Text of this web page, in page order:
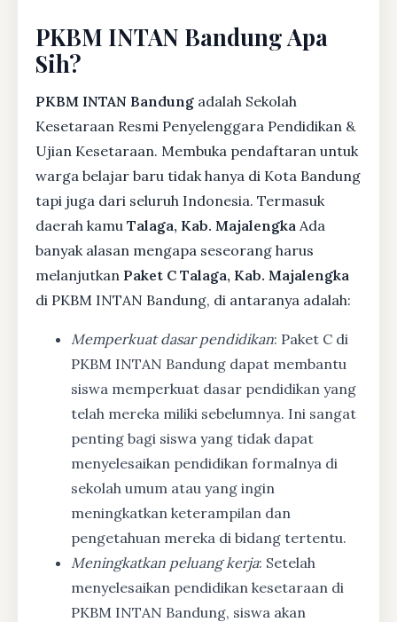
PKBM INTAN Bandung Apa
Sih?
PKBM INTAN Bandung adalah Sekolah
Kesetaraan Resmi Penyelenggara Pendidikan &
Ujian Kesetaraan. Membuka pendaftaran untuk
warga belajar baru tidak hanya di Kota Bandung
tapi juga dari seluruh Indonesia. Termasuk
daerah kamu Talaga, Kab. Majalengka Ada
banyak alasan mengapa seseorang harus
melanjutkan Paket C Talaga, Kab. Majalengka
di PKBM INTAN Bandung, di antaranya adalah:
Memperkuat dasar pendidikan: Paket C di
PKBM INTAN Bandung dapat membantu
siswa memperkuat dasar pendidikan yang
telah mereka miliki sebelumnya. Ini sangat
penting bagi siswa yang tidak dapat
menyelesaikan pendidikan formalnya di
sekolah umum atau yang ingin
meningkatkan keterampilan dan
pengetahuan mereka di bidang tertentu.
Meningkatkan peluang kerja: Setelah
menyelesaikan pendidikan kesetaraan di
PKBM INTAN Bandung, siswa akan